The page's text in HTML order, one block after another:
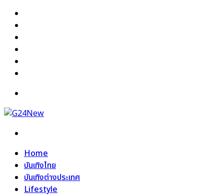
Home
บันเทิงไทย
บันเทิงต่างประเทศ
Lifestyle